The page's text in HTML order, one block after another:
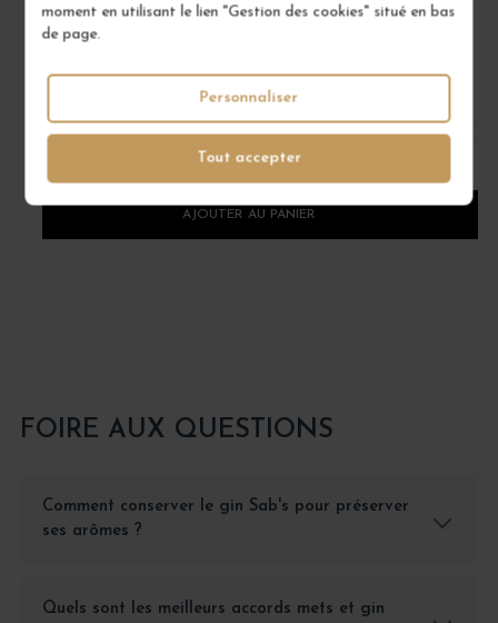
moment en utilisant le lien "Gestion des cookies" situé en bas
de page.
Tout accepter
Personnaliser
SAB'S
46,00 €
/ 50 cl : Pot
1
AJOUTER AU PANIER
FOIRE AUX QUESTIONS
Comment conserver le gin Sab's pour préserver
ses arômes ?
Quels sont les meilleurs accords mets et gin